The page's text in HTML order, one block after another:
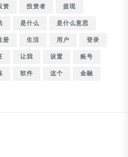
投资 投资者
提现
是什么
是什么意思
注册 生活 用户
登录
让我 设置
账号
软件 这个
金融